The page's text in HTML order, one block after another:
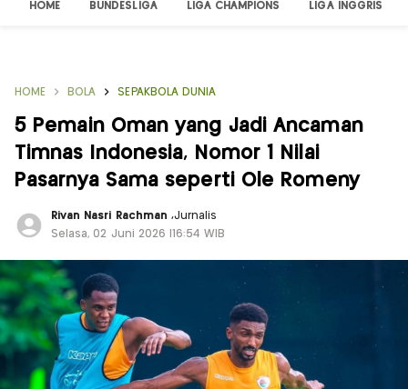
HOME BUNDESLIGA LIGA CHAMPIONS LIGA INGGRIS
HOME BOLA SEPAKBOLA DUNIA
5 Pemain Oman yang Jadi Ancaman
Timnas Indonesia, Nomor 1 Nilai
Pasarnya Sama seperti Ole Romeny
Rivan Nasri Rachman ,Jurnalis
Selasa, 02 Juni 2026 |16:54 WIB